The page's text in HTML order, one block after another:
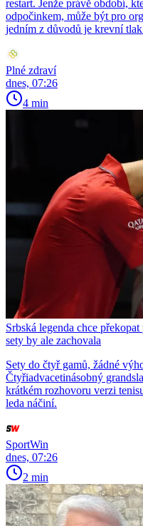
restart. Jenže právě období,
odpočinkem, může být pro
jedním z důvodů je krevní
Plné zdraví
dnes, 07:26
4 min
Srbská legenda chce
sety by ale zachovala
Sety do čtyř gamů, žádné
Čtyřiadvacetinásobný
krátkém rozhovoru verzi
leda náčiní.
SportWin
dnes, 07:26
2 min